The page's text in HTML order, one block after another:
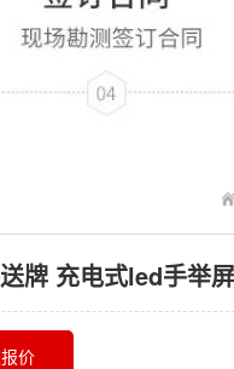
牌 充电式led手举
价